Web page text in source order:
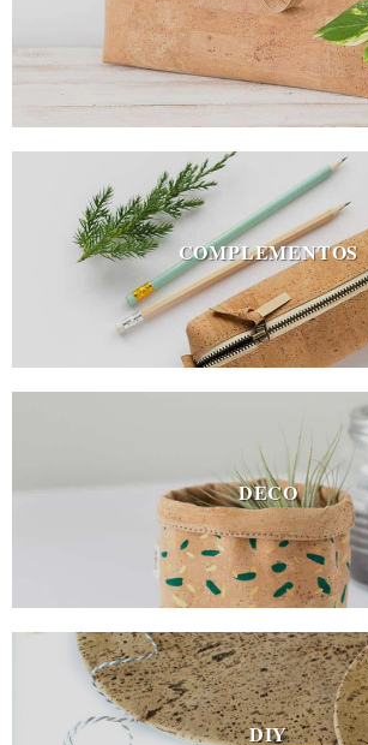
COMPLEMENTOS
DECO
DIY